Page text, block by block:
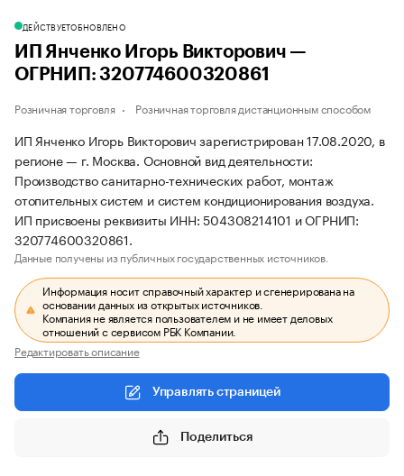
ДЕЙСТВУЕТОБНОВЛЕНО
ИП Янченко Игорь Викторович —
ОГРНИП: 320774600320861
Розничная торговля Розничная торговля дистанционным способом
ИП Янченко Игорь Викторович зарегистрирован 17.08.2020, в
регионе — г. Москва. Основной вид деятельности:
Производство санитарно-технических работ, монтаж
отопительных систем и систем кондиционирования воздуха.
ИП присвоены реквизиты ИНН: 504308214101 и ОГРНИП:
320774600320861.
Данные получены из публичных государственных источников.
Информация носит справочный характер и сгенерирована на
основании данных из открытых источников.
Компания не является пользователем и не имеет деловых
отношений с сервисом РБК Компании.
Редактировать описание
Управлять страницей
Поделиться